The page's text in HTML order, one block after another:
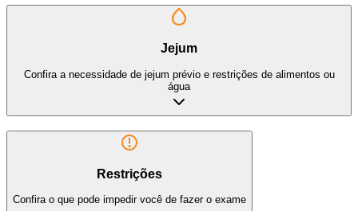
Jejum
Confira a necessidade de jejum prévio e restrições de alimentos ou
água
Restrições
Confira o que pode impedir você de fazer o exame